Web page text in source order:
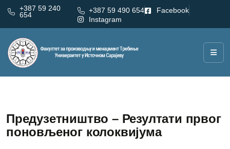
+387 59 240
654
+387 59 490 654
Facebook
Instagram
Предузетништво – Резултати првог
поновљеног колоквијума